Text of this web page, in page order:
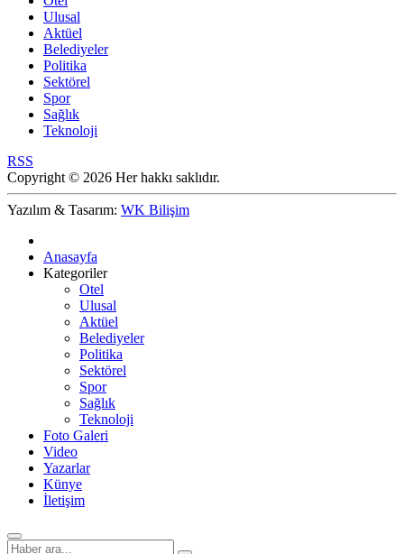
Ulusal
Aktüel
Belediyeler
Politika
Sektörel
Spor
Sağlık
Teknoloji
RSS
Copyright © 2026 Her hakkı saklıdır.
Yazılım & Tasarım: WK Bilişim
Anasayfa
Kategoriler
Otel
Ulusal
Aktüel
Belediyeler
Politika
Sektörel
Spor
Sağlık
Teknoloji
Foto Galeri
Video
Yazarlar
Künye
İletişim